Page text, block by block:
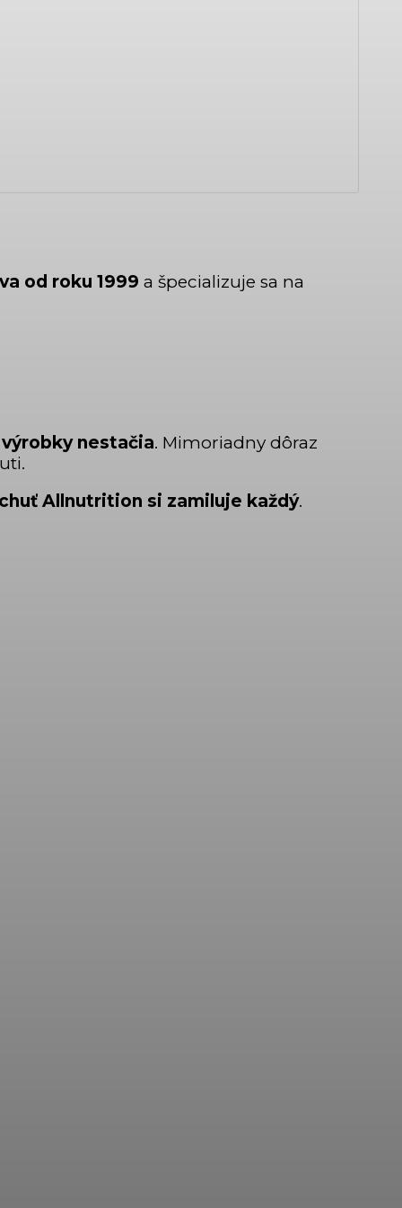
od roku 1999 a špecializuje sa na
nestačia. Mimoriadny dôraz
chuť Allnutrition si zamiluje každý.